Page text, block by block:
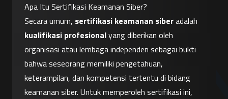
Apa Itu Sertifikasi Keamanan Siber?
Secara umum, sertifikasi keamanan siber
kualifikasi profesional yang diberikan oleh
organisasi atau lembaga independen sebagai bukti
bahwa seseorang memiliki pengetahuan,
keterampilan, dan kompetensi tertentu di bidang
keamanan siber. Untuk memperoleh sertifikasi ini,